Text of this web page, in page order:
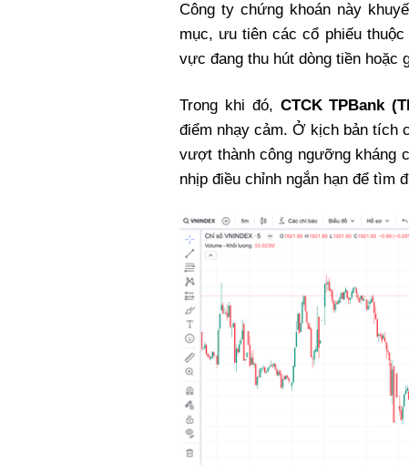
Công ty chứng khoán này
mục, ưu tiên các cổ phiếu
vực đang thu hút dòng tiền
Trong khi đó, CTCK TPBank
điểm nhạy cảm. Ở kịch bản tích
vượt thành công ngưỡng kháng
nhịp điều chỉnh ngắn hạn để tìm